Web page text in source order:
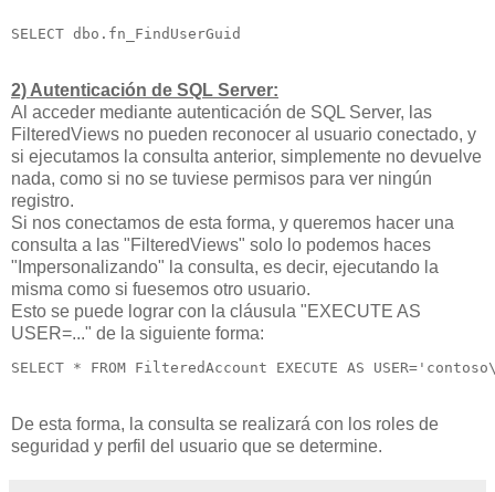
SELECT dbo.fn_FindUserGuid
2) Autenticación de SQL Server:
Al acceder mediante autenticación de SQL Server, las
FilteredViews no pueden reconocer al usuario conectado, y
si ejecutamos la consulta anterior, simplemente no devuelve
nada, como si no se tuviese permisos para ver ningún
registro.
Si nos conectamos de esta forma, y queremos hacer una
consulta a las "FilteredViews" solo lo podemos haces
"Impersonalizando" la consulta, es decir, ejecutando la
misma como si fuesemos otro usuario.
Esto se puede lograr con la cláusula "EXECUTE AS
USER=..." de la siguiente forma:
SELECT * FROM FilteredAccount EXECUTE AS
De esta forma, la consulta se realizará con los roles de
seguridad y perfil del usuario que se determine.